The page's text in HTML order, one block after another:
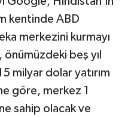
kentinde ABD
merkezini kurmayı
önümüzdeki beş yıl
milyar dolar yatırım
göre, merkez 1
sahip olacak ve